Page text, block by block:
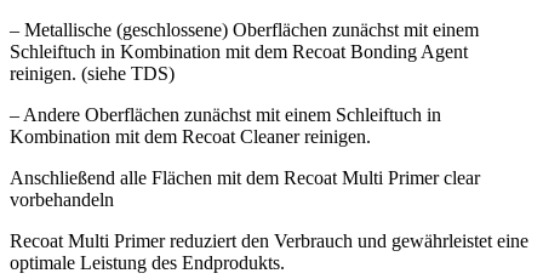
– Metallische (geschlossene) Oberflächen zunächst mit einem
Schleiftuch in Kombination mit dem Recoat Bonding Agent
reinigen. (siehe TDS)
– Andere Oberflächen zunächst mit einem Schleiftuch in
Kombination mit dem Recoat Cleaner reinigen.
Anschließend alle Flächen mit dem Recoat Multi Primer clear
vorbehandeln
Recoat Multi Primer reduziert den Verbrauch und gewährleistet eine
optimale Leistung des Endprodukts.